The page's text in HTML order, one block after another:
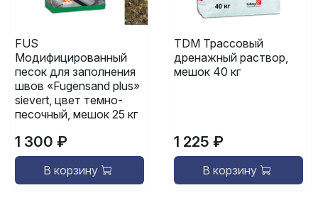
FUS
Модифицированный
песок для заполнения
швов «Fugensand plus»
sievert, цвет темно-
песочный, мешок 25 кг
1 300 ₽
В корзину
TDM Трассовый
дренажный раствор,
мешок 40 кг
1 225 ₽
В корзину